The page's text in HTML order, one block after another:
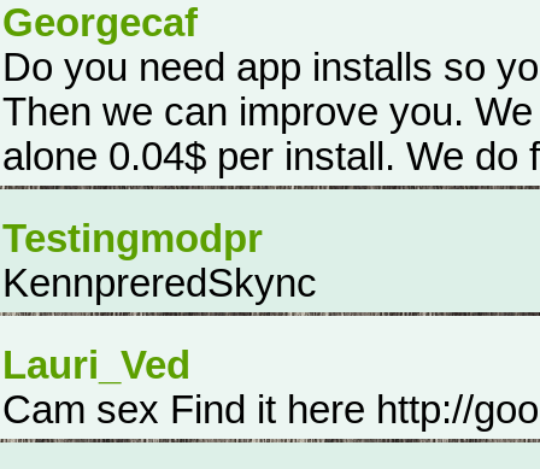
Georgecaf
Do you need app installs so
Then we can improve you.
alone 0.04$ per install. We
Testingmodpr
KennpreredSkync
Lauri_Ved
Cam sex Find it here http://